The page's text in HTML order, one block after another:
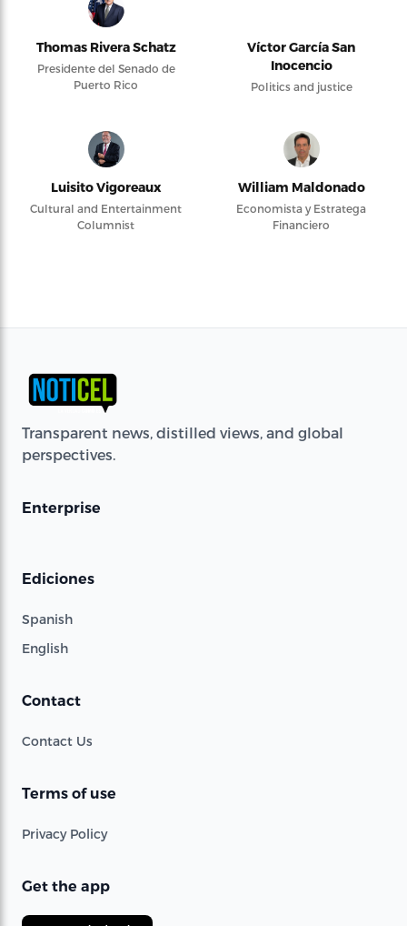
Thomas Rivera Schatz
Presidente del Senado de
Puerto Rico
Víctor García San
Inocencio
Politics and justice
Luisito Vigoreaux
Cultural and Entertainment
Columnist
William Maldonado
Economista y Estratega
Financiero
Transparent news, distilled views, and global
perspectives.
Enterprise
Ediciones
Spanish
English
Contact
Contact Us
Terms of use
Privacy Policy
Get the app